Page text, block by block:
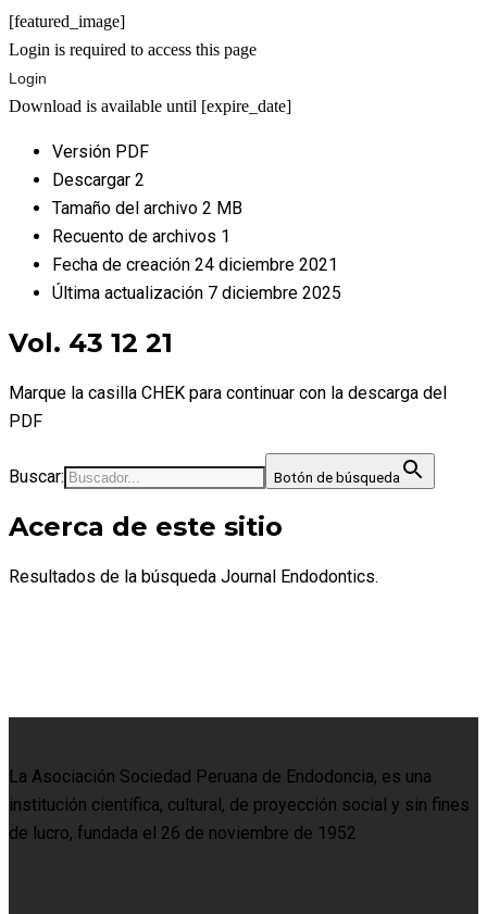
[featured_image]
Login is required to access this page
Login
Download is available until [expire_date]
Versión PDF
Descargar 2
Tamaño del archivo 2 MB
Recuento de archivos 1
Fecha de creación 24 diciembre 2021
Última actualización 7 diciembre 2025
Vol. 43 12 21
Marque la casilla CHEK para continuar con la descarga del
PDF
Buscar: Botón de búsqueda
Acerca de este sitio
Resultados de la búsqueda Journal Endodontics.
La Asociación Sociedad Peruana de Endodoncia, es una
institución científica, cultural, de proyección social y sin fines
de lucro, fundada el 26 de noviembre de 1952